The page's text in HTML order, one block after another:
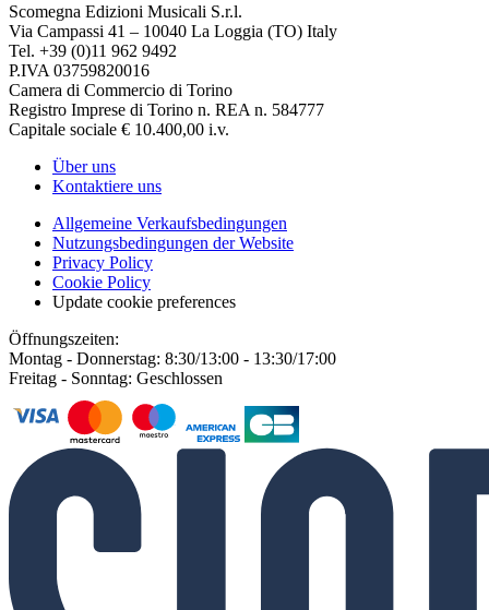
Scomegna Edizioni Musicali S.r.l.
Via Campassi 41 – 10040 La Loggia (TO) Italy
Tel. +39 (0)11 962 9492
P.IVA 03759820016
Camera di Commercio di Torino
Registro Imprese di Torino n. REA n. 584777
Capitale sociale € 10.400,00 i.v.
Über uns
Kontaktiere uns
Allgemeine Verkaufsbedingungen
Nutzungsbedingungen der Website
Privacy Policy
Cookie Policy
Update cookie preferences
Öffnungszeiten:
Montag - Donnerstag: 8:30/13:00 - 13:30/17:00
Freitag - Sonntag: Geschlossen